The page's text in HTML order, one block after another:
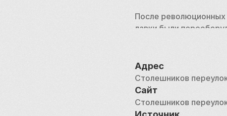
После революционных
лавки были
убыль, Столешников
Сегодня переулок
подходит и для
Адрес
Столешников
Сайт
Столешников